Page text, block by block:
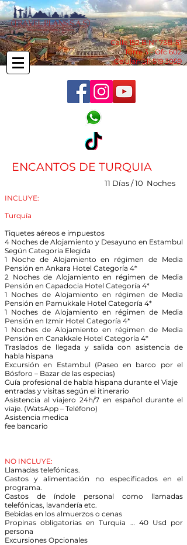
Calle 152 B N° 73B-51
Torre 3 - Ofc 602
Celular:311 519 3059
ENCANTOS DE TURQUIA
11 Días / 10 Noches
INCLUYE:
Turquía
Tiquetes aéreos e impuestos
4 Noches de Alojamiento y Desayuno en Estambul
Según Categoria Elegida
1 Noche de Alojamiento en régimen de Media
Pensión en Ankara Hotel Categoría 4*
2 Noches de Alojamiento en régimen de Media
Pensión en Capadocia Hotel Categoría 4*
1 Noches de Alojamiento en régimen de Media
Pensión en Pamukkale Hotel Categoría 4*
1 Noches de Alojamiento en régimen de Media
Pensión en Izmir Hotel Categoría 4*
1 Noches de Alojamiento en régimen de Media
Pensión en Canakkale Hotel Categoría 4*
Traslados de llegada y salida con asistencia de
habla hispana
Excursión en Estambul (Paseo en barco por el
Bósforo – Bazar de las especias)
Guía profesional de habla hispana durante el Viaje
entradas y visitas según el itinerario
Asistencia al viajero 24h/7 en español durante el
viaje. (WatsApp – Teléfono)
Asistencia medica
fee bancario
NO INCLUYE:
Llamadas telefónicas.
Gastos y alimentación no especificados en el
programa.
Gastos de índole personal como llamadas
telefónicas, lavandería etc.
Bebidas en los almuerzos o cenas
Propinas obligatorias en Turquia … 40 Usd por
persona
Excursiones Opcionales